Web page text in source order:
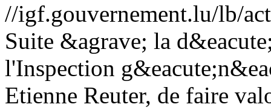
//igf.gouvernement.lu/lb/
Suite &agrave; la
l'Inspection
Etienne Reuter, de faire